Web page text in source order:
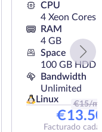
CPU
4 Xeon Cores
RAM
4 GB
Space
100 GB HDD
Bandwidth
Unlimited
Linux
€15/
€
Facturado